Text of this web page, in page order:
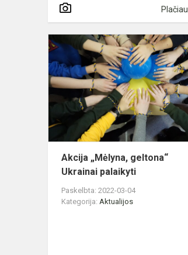
Plačiau
Akcija „Mėlyna, geltona“
Ukrainai palaikyti
Paskelbta: 2022-03-04
Kategorija: Aktualijos